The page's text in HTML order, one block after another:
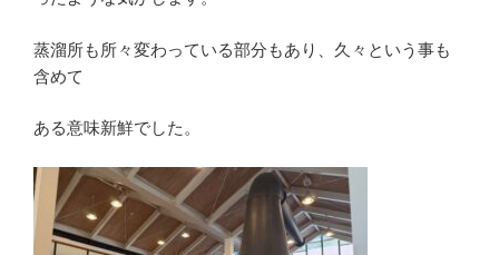
蒸溜所も所々変わっている部分もあり、久々という事も
含めて
ある意味新鮮でした。